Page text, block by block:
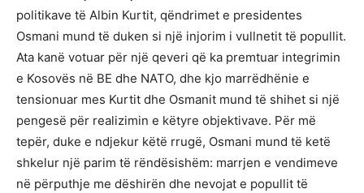
politikave të Albin Kurtit, qëndrimet e presidentes
Osmani mund të duken si një injorim i vullnetit të popullit.
Ata kanë votuar për një qeveri që ka premtuar integrimin
e Kosovës në BE dhe NATO, dhe kjo marrëdhënie e
tensionuar mes Kurtit dhe Osmanit mund të shihet si një
pengesë për realizimin e këtyre objektivave. Për më
tepër, duke e ndjekur këtë rrugë, Osmani mund të ketë
shkelur një parim të rëndësishëm: marrjen e vendimeve
në përputhje me dëshirën dhe nevojat e popullit të